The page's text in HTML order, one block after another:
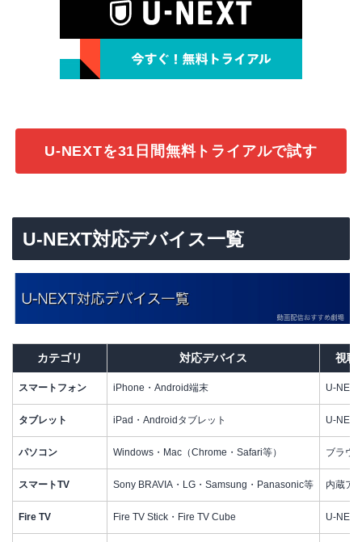
U-NEXTを31日間無料トライアルで試す
U-NEXT対応デバイス一覧
カテゴリ 対応デバイス 視聴
スマートフォン iPhone・Android端末 U-
タブレット iPad・Androidタブレット U-
パソコン Windows・Mac（Chrome・Safari等） ブラウ
スマートTV Sony BRAVIA・LG・Samsung・Panasonic等 内蔵ア
Fire TV Fire TV Stick・Fire TV Cube U-